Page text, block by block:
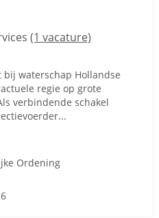
(1 vacature)
bij waterschap Hollandse
regie op grote
verbindende schakel
Ordening